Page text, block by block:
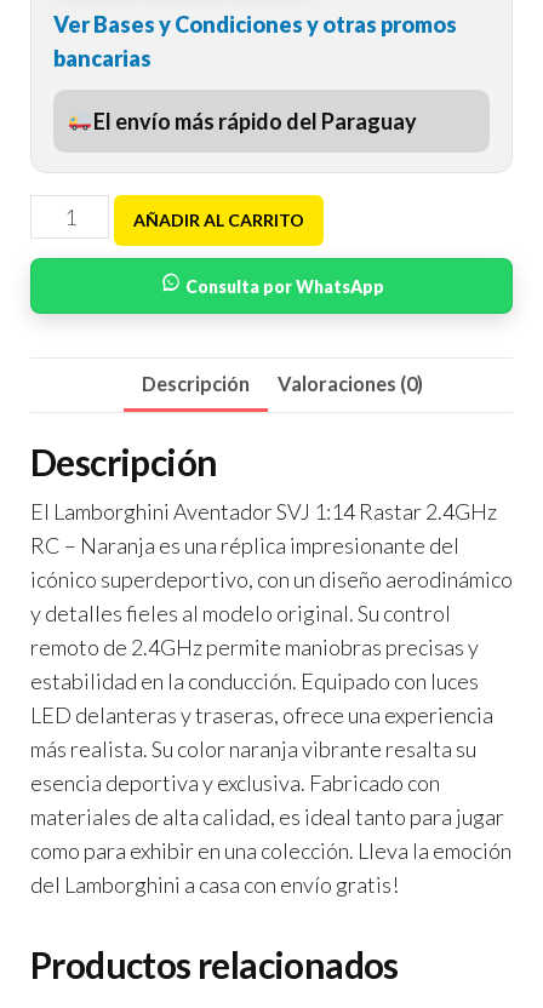
Ver Bases y Condiciones y otras promos
bancarias
El envío más rápido del Paraguay
AÑADIR AL CARRITO
Consulta por WhatsApp
Descripción Valoraciones (0)
Descripción
El Lamborghini Aventador SVJ 1:14 Rastar 2.4GHz
RC – Naranja es una réplica impresionante del
icónico superdeportivo, con un diseño aerodinámico
y detalles fieles al modelo original. Su control
remoto de 2.4GHz permite maniobras precisas y
estabilidad en la conducción. Equipado con luces
LED delanteras y traseras, ofrece una experiencia
más realista. Su color naranja vibrante resalta su
esencia deportiva y exclusiva. Fabricado con
materiales de alta calidad, es ideal tanto para jugar
como para exhibir en una colección. Lleva la emoción
del Lamborghini a casa con envío gratis!
Productos relacionados